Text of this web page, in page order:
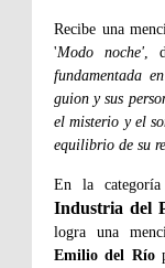
Recibe una
'Modo noche' ,
fundamentada
guion y sus
el misterio y el
equilibrio de su
En la
Industria del
logra una
Emilio del Río